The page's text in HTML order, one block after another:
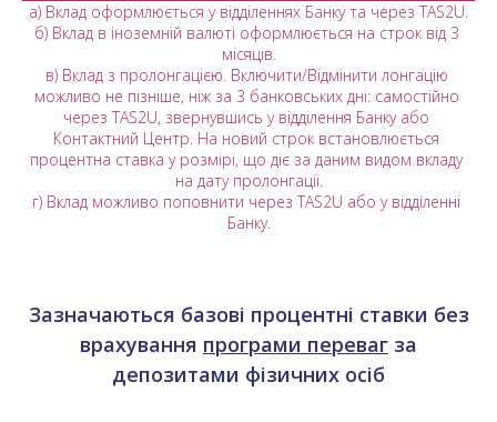
a) Вклад оформлюється у відділеннях Банку та через TAS2U.
б) Вклад в іноземній валюті оформлюється на строк від 3
місяців.
в) Вклад з пролонгацією. Включити/Відмінити лонгацію
можливо не пізніше, ніж за 3 банковських дні: самостійно
через TAS2U, звернувшись у відділення Банку або
Контактний Центр. На новий строк встановлюється
процентна ставка у розмірі, що діє за даним видом вкладу
на дату пролонгації.
г) Вклад можливо поповнити через TAS2U або у відділенні
Банку.
Зазначаються базові процентні ставки без
врахування програми переваг за
депозитами фізичних осіб